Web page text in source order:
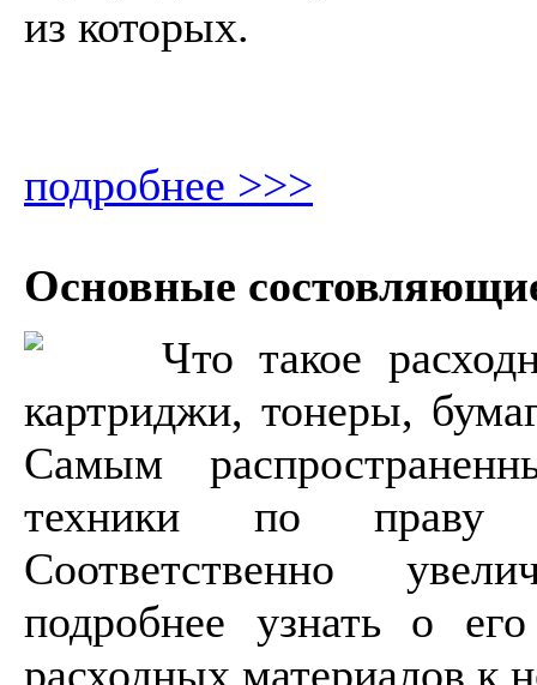
из которых.
подробнее >>>
Основные
Что такое
картриджи, тонеры,
Самым
техники по праву
Соответственно
подробнее узнать о
расходных материалов к